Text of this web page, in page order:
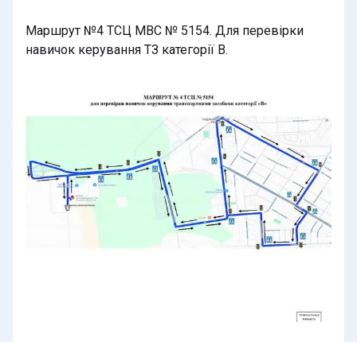
Маршрут №4 ТСЦ МВС № 5154. Для перевірки
навичок керування ТЗ категорії В.